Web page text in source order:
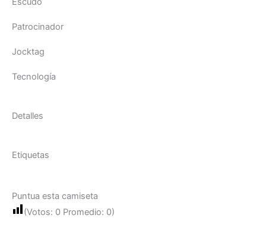
Patrocinador
Jocktag
Tecnología
Detalles
Etiquetas
Puntua esta camiseta
(Votos: 0 Promedio: 0)